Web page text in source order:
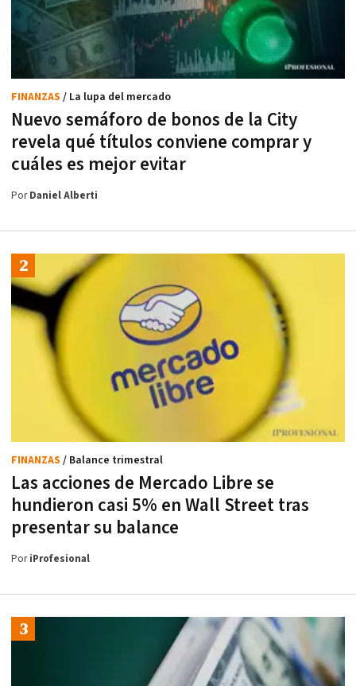
Nuevo semáforo de bonos de la City
revela qué títulos conviene comprar y
cuáles es mejor evitar
FINANZAS / La lupa del mercado
PorDaniel Alberti
Las acciones de Mercado Libre se
hundieron casi 5% en Wall Street tras
presentar su balance
FINANZAS / Balance trimestral
PoriProfesional